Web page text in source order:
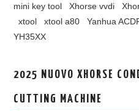
mini key tool
Xhorse vvdi
xtool
xtool a80 Yanhua
YH35XX
2025 NUOVO XHORSE
CUTTING MACHINE